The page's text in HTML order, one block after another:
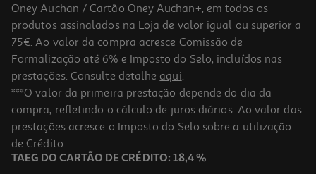
-19%
Livro 45 Jogos Na Escola
8.01 €/un
9,90 € PVP de editor
8,01 €
Oney Auchan / Cartão Oney Auchan+, em todos os
produtos assinalados na Loja de valor igual ou superior a
75€. Ao valor da compra acresce Comissão de
Formalização até 6% e Imposto do Selo, incluídos nas
prestações. Consulte detalhe aqui.
***O valor da primeira prestação depende do dia da
compra, refletindo o cálculo de juros diários. Ao valor das
prestações acresce o Imposto do Selo sobre a utilização
de Crédito.
TAEG DO CARTÃO DE CRÉDITO: 18,4 %